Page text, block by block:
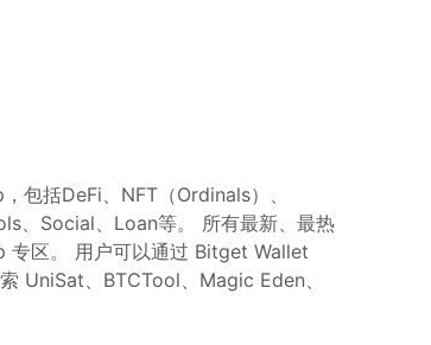
包括DeFi、NFT（Ordinals）、
、Social、Loan等。 所有最新、最热
专区。 用户可以通过 Bitget Wallet
UniSat、BTCTool、Magic Eden、